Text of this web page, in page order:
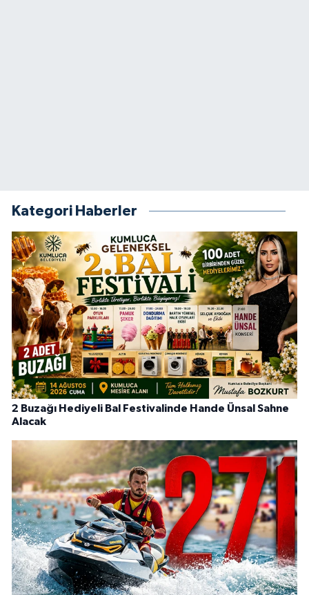
Kategori Haberler
2 Buzağı Hediyeli Bal Festivalinde Hande Ünsal Sahne
Alacak